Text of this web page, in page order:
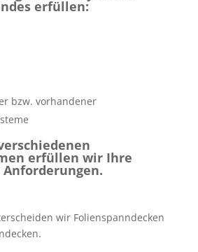
erfüllen:
bzw. vorhandener
erfüllen wir Ihre
wir Folienspanndecken